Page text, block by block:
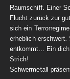
Raumschiff. Einer
Flucht zurück zur
sich ein
erheblich erschwert.
entkommt... Ein
Strich!
Schwermetall